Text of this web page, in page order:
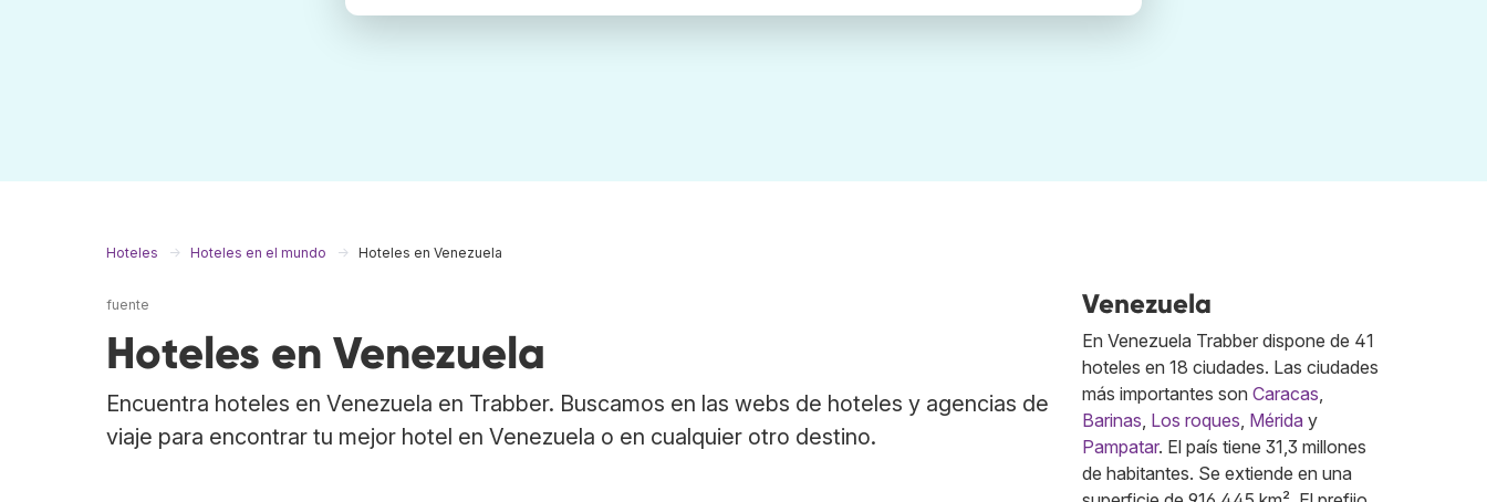
Hoteles Hoteles en el mundo Hoteles en Venezuela
fuente
Hoteles en Venezuela
Encuentra hoteles en Venezuela en Trabber. Buscamos en las webs de hoteles y agencias de
viaje para encontrar tu mejor hotel en Venezuela o en cualquier otro destino.
Venezuela
En Venezuela Trabber dispone de 41
hoteles en 18 ciudades. Las ciudades
más importantes son Caracas,
Barinas, Los roques, Mérida y
Pampatar. El país tiene 31,3 millones
de habitantes. Se extiende en una